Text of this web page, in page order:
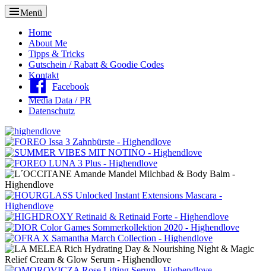
Menü
Oberes
Menü
Home
About Me
Tipps & Tricks
Gutschein / Rabatt & Goodie Codes
Kontakt
Facebook
Media Data / PR
Datenschutz